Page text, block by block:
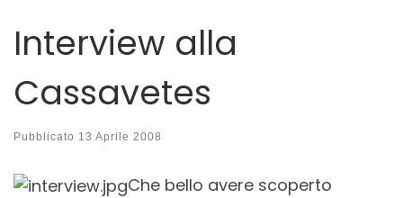
Interview alla
Cassavetes
Pubblicato 13 Aprile 2008
Che bello avere scoperto